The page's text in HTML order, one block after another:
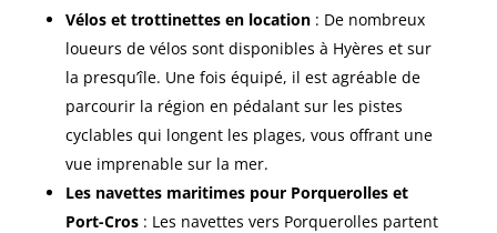
Vélos et trottinettes en location: De nombreux
loueurs de vélos sont disponibles à Hyères et sur
la presqu’île. Une fois équipé, il est agréable de
parcourir la région en pédalant sur les pistes
cyclables qui longent les plages, vous offrant une
vue imprenable sur la mer.
Les navettes maritimes pour Porquerolles et
Port-Cros: Les navettes vers Porquerolles partent